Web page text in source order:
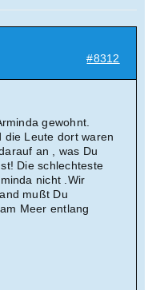
#8312
gewohnt.
die Leute dort waren
an , was Du
Die schlechteste
nicht .Wir
mußt Du
Meer entlang